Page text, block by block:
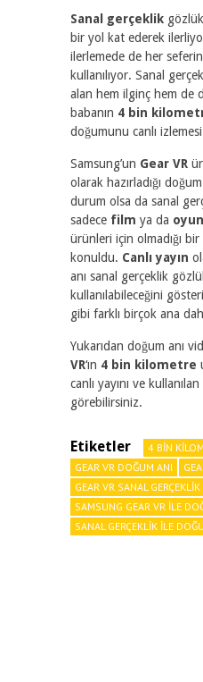
Sanal gerçeklik
bir yol kat ederek
ilerlemede de her
kullanılıyor. Sanal
alan hem ilginç hem de
babanın 4 bin
doğumunu canlı
Samsung’un Gear VR
olarak hazırladığı
durum olsa da sanal
sadece film ya da oyun
ürünleri için olmadığı
konuldu. Canlı yayın
anı sanal gerçeklik
kullanılabileceğini
gibi farklı birçok ana
Yukarıdan doğum anı
VR‘ın 4 bin kilometre
canlı yayını ve
görebilirsiniz.
Etiketler
4 BIN
GEAR VR DOĞUM ANI
GEAR VR SANAL GERÇEKLIK
SAMSUNG GEAR VR ILE
SANAL GERÇEKLIK ILE